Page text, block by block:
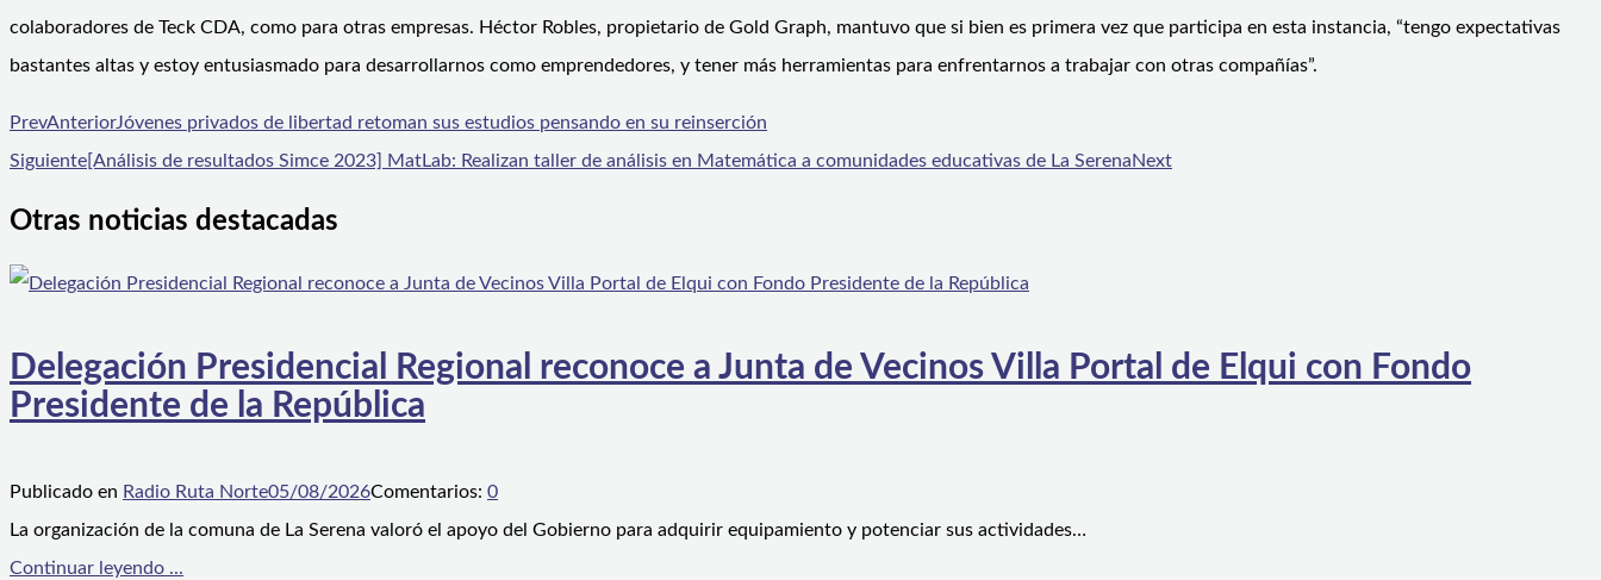
colaboradores de Teck CDA, como para otras empresas. Héctor Robles, propietario de Gold Graph, mantuvo que si bien es primera vez que participa en esta instancia, “tengo expectativas
bastantes altas y estoy entusiasmado para desarrollarnos como emprendedores, y tener más herramientas para enfrentarnos a trabajar con otras compañías”.
PrevAnteriorJóvenes privados de libertad retoman sus estudios pensando en su reinserción
Siguiente[Análisis de resultados Simce 2023] MatLab: Realizan taller de análisis en Matemática a comunidades educativas de La SerenaNext
Otras noticias destacadas
Delegación Presidencial Regional reconoce a Junta de Vecinos Villa Portal de Elqui con Fondo
Presidente de la República
Publicado en Radio Ruta Norte05/08/2026Comentarios: 0
La organización de la comuna de La Serena valoró el apoyo del Gobierno para adquirir equipamiento y potenciar sus actividades…
Continuar leyendo ...